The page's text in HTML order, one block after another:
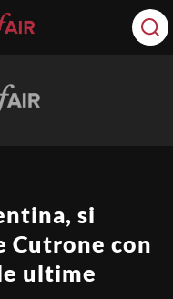
si
Cutrone con
ultime